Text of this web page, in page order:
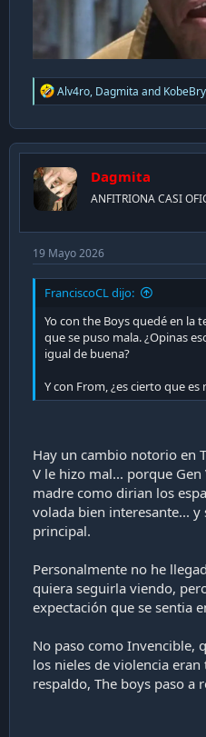
R
e
c
t
o
n
s
Alv4ro, Dagmita and
Dagmita
ANFITRIONA CASI
19 Mayo 2026
FranciscoCL dijo:
Yo con the Boys quedé en la
que se puso mala. ¿Opinas
igual de buena?
Y con From, ¿es cierto que
Hay un cambio notorio en
V le hizo mal... porque
madre como dirian los
volada bien interesante... y
principal.
Personalmente no he
quiera seguirla viendo,
expectación que se sentia
No paso como Invencible,
los nieles de violencia
respaldo, The boys paso a